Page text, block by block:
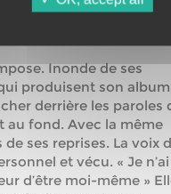
on like, on
cover de
Inonde de ses
produisent son album
derrière les paroles
au fond. Avec la même
ses reprises. La voix
et vécu. « Je
d’être moi-même »